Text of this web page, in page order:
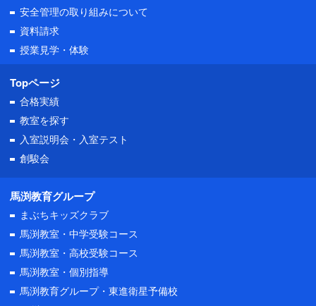
安全管理の取り組みについて
資料請求
授業見学・体験
Topページ
合格実績
教室を探す
入室説明会・ 入室テスト
創駿会
馬渕教育グループ
まぶちキッズクラブ
馬渕教室・中学受験コース
馬渕教室・高校受験コース
馬渕教室・個別指導
馬渕教育グループ・東進衛星予備校